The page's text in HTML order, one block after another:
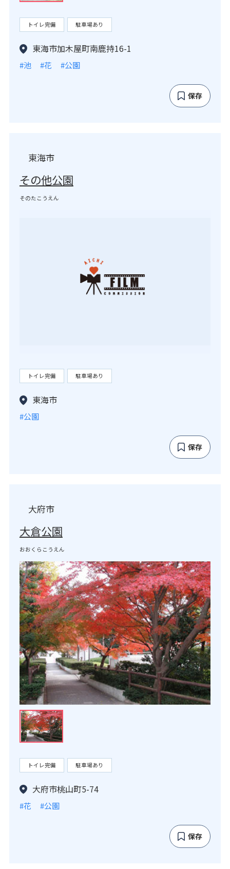
トイレ完備 駐車場あり
東海市加木屋町南鹿持16-1
#池 #花 #公園
保存
東海市
その他公園
そのたこうえん
トイレ完備 駐車場あり
東海市
#公園
保存
大府市
大倉公園
おおくらこうえん
トイレ完備 駐車場あり
大府市桃山町5-74
#花 #公園
保存